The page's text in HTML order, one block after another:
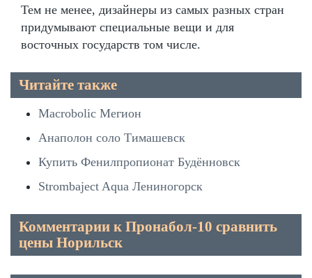
Тем не менее, дизайнеры из самых разных стран
придумывают специальные вещи и для
восточных государств том числе.
Читайте также
Macrobolic Мегион
Анаполон соло Тимашевск
Купить Фенилпропионат Будённовск
Strombaject Aqua Лениногорск
Комментарии к Пронабол-10 сравнить
цены Норильск